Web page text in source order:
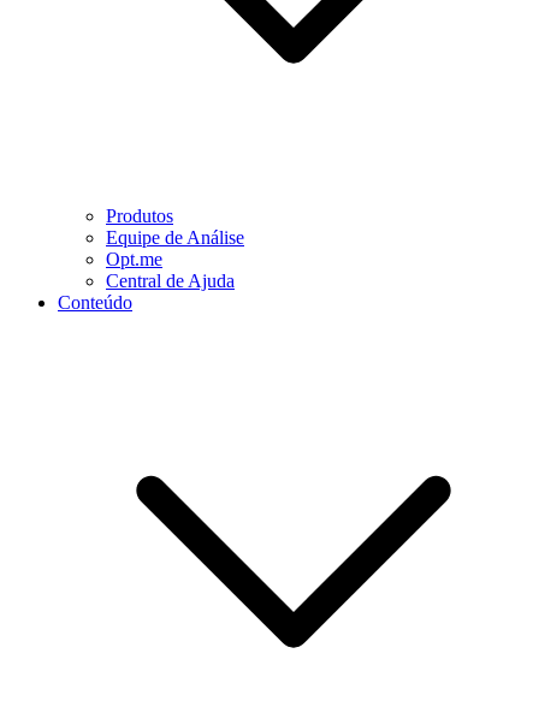
Produtos
Equipe de Análise
Opt.me
Central de Ajuda
Conteúdo